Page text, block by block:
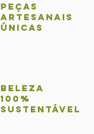
Peças
Artesanais
únicas
BelezA
100%
sustentável